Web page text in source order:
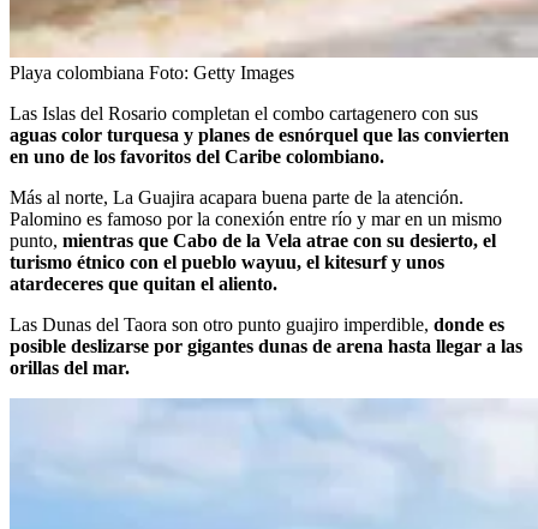
Playa colombiana Foto: Getty Images
Las Islas del Rosario completan el combo cartagenero con sus
aguas color turquesa y planes de esnórquel que las convierten
en uno de los favoritos del Caribe colombiano.
Más al norte, La Guajira acapara buena parte de la atención.
Palomino es famoso por la conexión entre río y mar en un mismo
punto, mientras que Cabo de la Vela atrae con su desierto, el
turismo étnico con el pueblo wayuu, el kitesurf y unos
atardeceres que quitan el aliento.
Las Dunas del Taora son otro punto guajiro imperdible, donde es
posible deslizarse por gigantes dunas de arena hasta llegar a las
orillas del mar.